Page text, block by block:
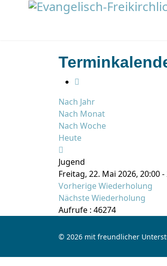
Nach Jahr
Nach Monat
Nach Woche
Heute
Jugend
Freitag, 22. Mai 2026, 20:00 -
Vorherige Wiederholung
Nächste Wiederholung
Aufrufe : 46274
© 2026 mit freundlicher